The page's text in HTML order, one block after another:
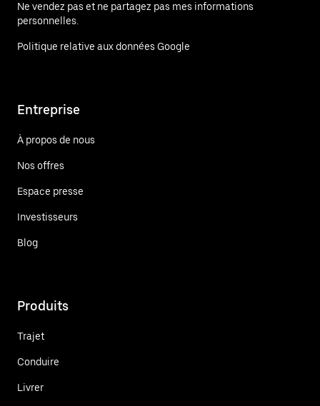
Ne vendez pas et ne partagez pas mes informations
personnelles.
Politique relative aux données Google
Entreprise
À propos de nous
Nos offres
Espace presse
Investisseurs
Blog
Produits
Trajet
Conduire
Livrer